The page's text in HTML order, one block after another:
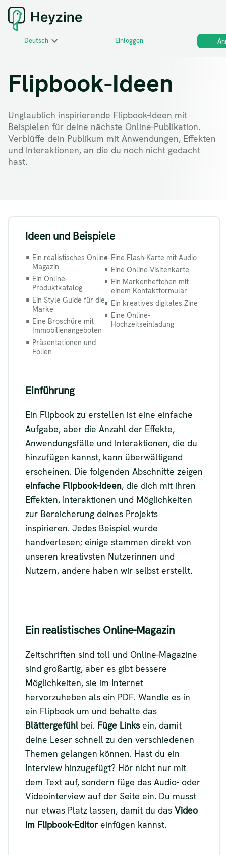
Deutsch Einloggen
Flipbook-Ideen
Unglaublich inspirierende Flipbook-Ideen mit
Beispielen für deine nächste Online-Publikation.
Verblüffe dein Publikum mit Anwendungen, Effekten
und Interaktionen, an die du noch nicht gedacht
hast.
Ideen und Beispiele
Ein realistisches Online-
Magazin
Ein Online-
Produktkatalog
Ein Style Guide für die
Marke
Eine Broschüre mit
Immobilienangeboten
Präsentationen und
Folien
Eine Flash-Karte mit Audio
Eine Online-Visitenkarte
Ein Markenheftchen mit
einem Kontaktformular
Ein kreatives digitales Zine
Eine Online-
Hochzeitseinladung
Einführung
Ein Flipbook zu erstellen ist eine einfache
Aufgabe, aber die Anzahl der Effekte,
Anwendungsfälle und Interaktionen, die du
hinzufügen kannst, kann überwältigend
erscheinen. Die folgenden Abschnitte zeigen
einfache Flipbook-Ideen, die dich mit ihren
Effekten, Interaktionen und Möglichkeiten
zur Bereicherung deines Projekts
inspirieren. Jedes Beispiel wurde
handverlesen; einige stammen direkt von
unseren kreativsten Nutzerinnen und
Nutzern, andere haben wir selbst erstellt.
Ein realistisches Online-Magazin
Zeitschriften sind toll und Online-Magazine
sind großartig, aber es gibt bessere
Möglichkeiten, sie im Internet
hervorzuheben als ein PDF. Wandle es in
ein Flipbook um und behalte das
Blättergefühl bei. Füge Links ein, damit
deine Leser schnell zu den verschiedenen
Themen gelangen können. Hast du ein
Interview hinzugefügt? Hör nicht nur mit
dem Text auf, sondern füge das Audio- oder
Videointerview auf der Seite ein. Du musst
nur etwas Platz lassen, damit du das Video
im Flipbook-Editoreinfügen kannst.